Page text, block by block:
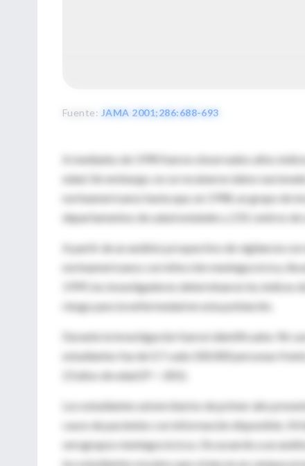
Fuente: JAMA 2001;286:688-693
A mediados de 1990 fueron observados altos
edad. Sin embargo, no se recabaron datos
norteamericanos hasta que, en 1998, un grupo de
departamentos de salud estatales y 231 centros de
A partir de un análisis prospectivo de vigilancia
norteamericanos con infección meningocócica,
1999, los investigadores determinaron los
riesgo para la enfermedad en esta población.
Durante la investigación fueron identificados 96
estudiantes fue de 0.7 cada 100.000 personas
23 años de edad (P < .001).
Los estudiantes universitarios de primer año
casos de pacientes con información disponible, 54
serogrupos meningocócicos. De acuerdo a un
los estudiantes novatos que vivían en un campus